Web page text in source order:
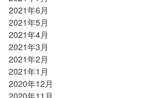
2021年6月
2021年5月
2021年4月
2021年3月
2021年2月
2021年1月
2020年12月